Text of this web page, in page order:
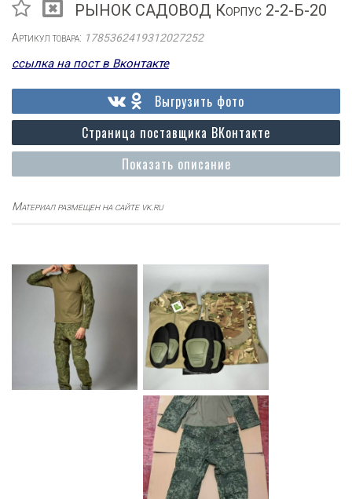
РЫНОК САДОВОД Корпус 2-2-Б-20
Артикул товара: 1785362419312027252
ссылка на пост в Вконтакте
Показать описание
Страница поставщика ВКонтакте
Выгрузить фото
Материал размещен на сайте vk.ru